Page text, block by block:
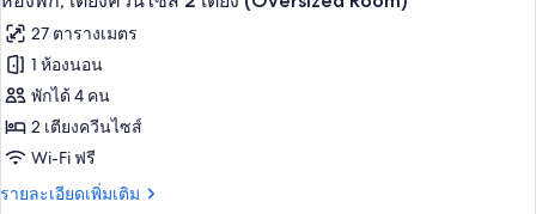
พร้อม
สิ่ง
อำนวย
ความ
สะดวก
สำหรับ
เตียง
ควีน
ไซส์
2
เตียง,
พร้อม
สิ่ง
อำนวย
ภาพถ่าย
ทั้งหมด
ของ
ห้อง
พัก,
เตียง
27 ตารางเมตร
1 ห้องนอน
พักได้ 4 คน
2 เตียงควีนไซส์
Wi-Fi ฟรี
รายละเอียดเพิ่มเติม
ราย